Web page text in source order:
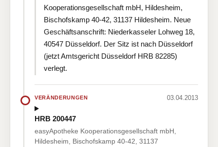
Kooperationsgesellschaft mbH, Hildesheim,
Bischofskamp 40-42, 31137 Hildesheim. Neue
Geschäftsanschrift: Niederkasseler Lohweg 18,
40547 Düsseldorf. Der Sitz ist nach Düsseldorf
(jetzt Amtsgericht Düsseldorf HRB 82285)
verlegt.
VERÄNDERUNGEN 03.04.2013
HRB 200447
easyApotheke Kooperationsgesellschaft mbH,
Hildesheim, Bischofskamp 40-42, 31137